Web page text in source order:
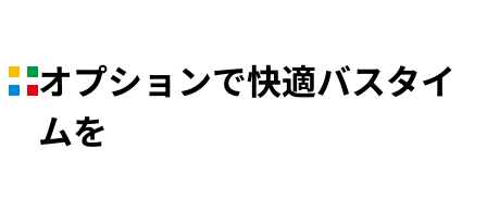
オプションで快適バスタイ
ムを